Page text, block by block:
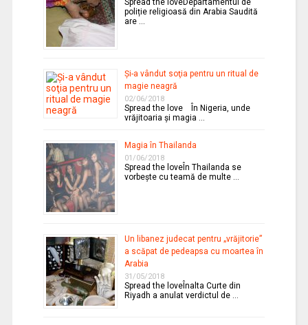
Spread the loveDepartamentul de
poliție religioasă din Arabia Saudită
are …
Şi-a vândut soţia pentru un ritual de
magie neagră
02/06/2018
Spread the love În Nigeria, unde
vrăjitoaria şi magia …
Magia în Thailanda
01/06/2018
Spread the loveÎn Thailanda se
vorbeşte cu teamă de multe …
Un libanez judecat pentru „vrăjitorie”
a scăpat de pedeapsa cu moartea în
Arabia
31/05/2018
Spread the loveÎnalta Curte din
Riyadh a anulat verdictul de …